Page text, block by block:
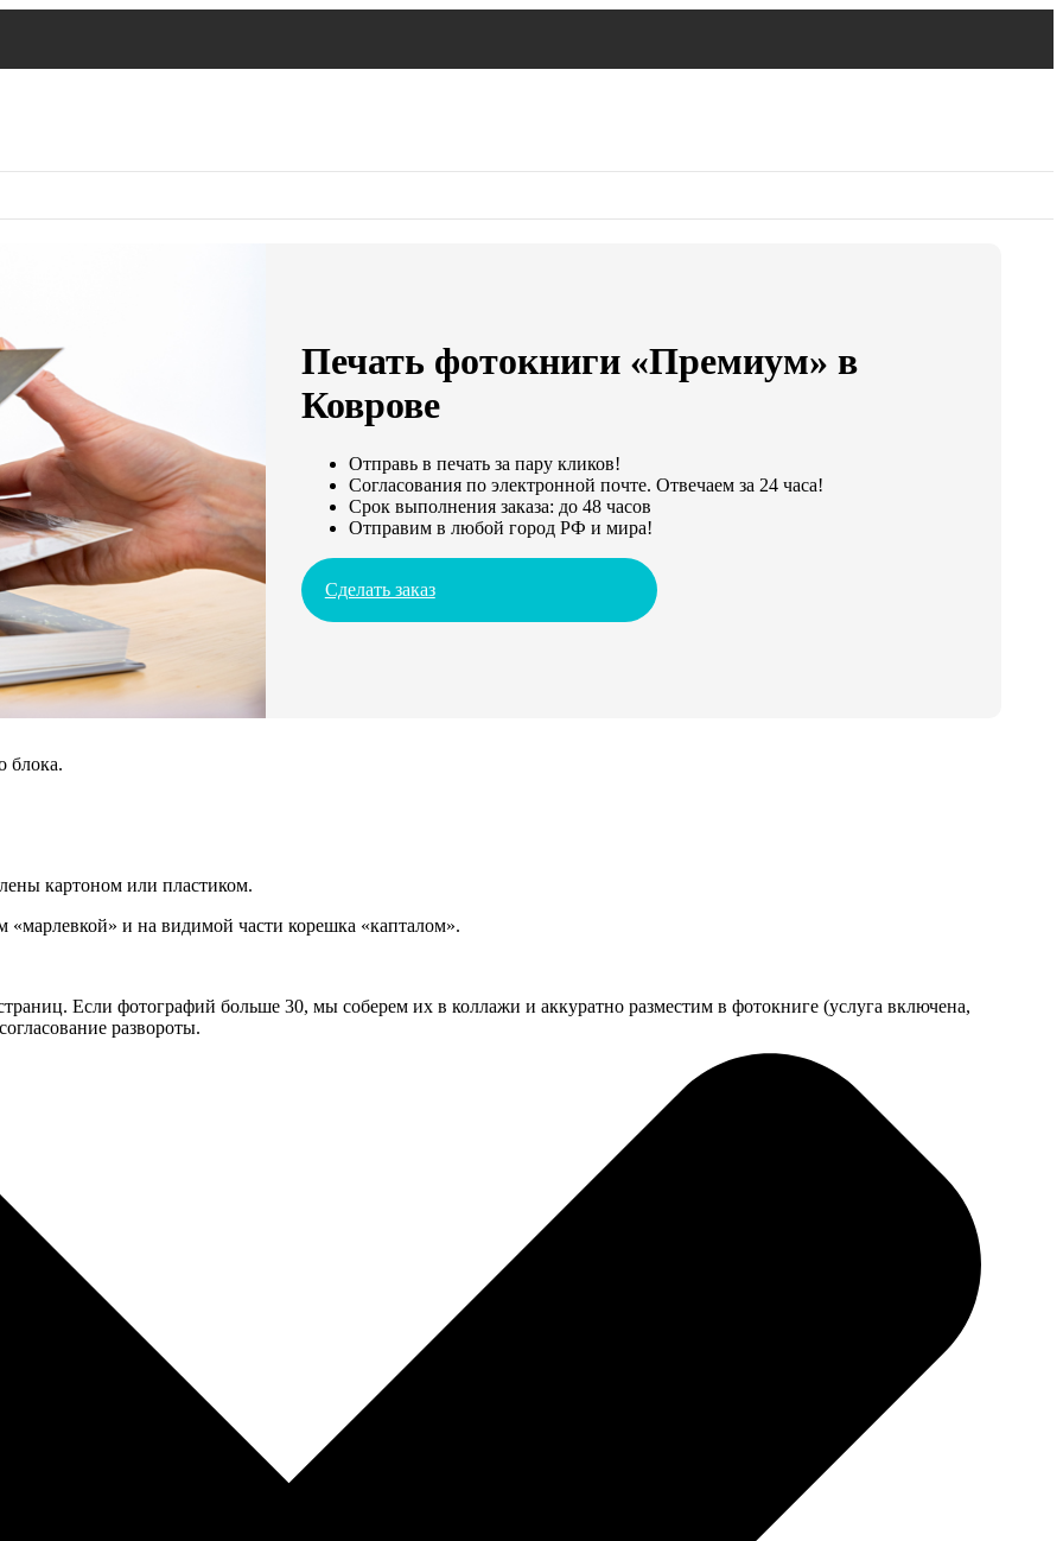
Печать фотокниги «Премиум» в
Коврове
Отправь в печать за пару кликов!
Согласования по электронной почте. Отвечаем за 24 часа!
Срок выполнения заказа: до 48 часов
Отправим в любой город РФ и мира!
Сделать заказ
блока.
картоном или пластиком.
и на видимой части корешка «капталом».
Если фотографий больше 30, мы соберем их в коллажи и аккуратно разместим в фотокниге (услуга включена,
развороты.